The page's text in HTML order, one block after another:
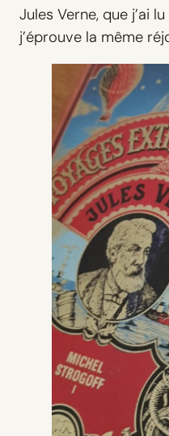
Jules Verne, que j’ai
j’éprouve la même